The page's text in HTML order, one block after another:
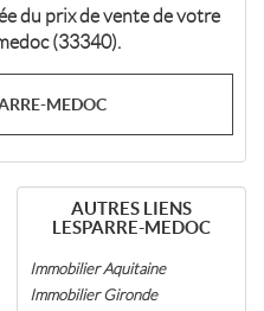
du prix de vente de votre
(33340).
MEDOC
AUTRES LIENS
LESPARRE-MEDOC
Immobilier Aquitaine
Immobilier Gironde